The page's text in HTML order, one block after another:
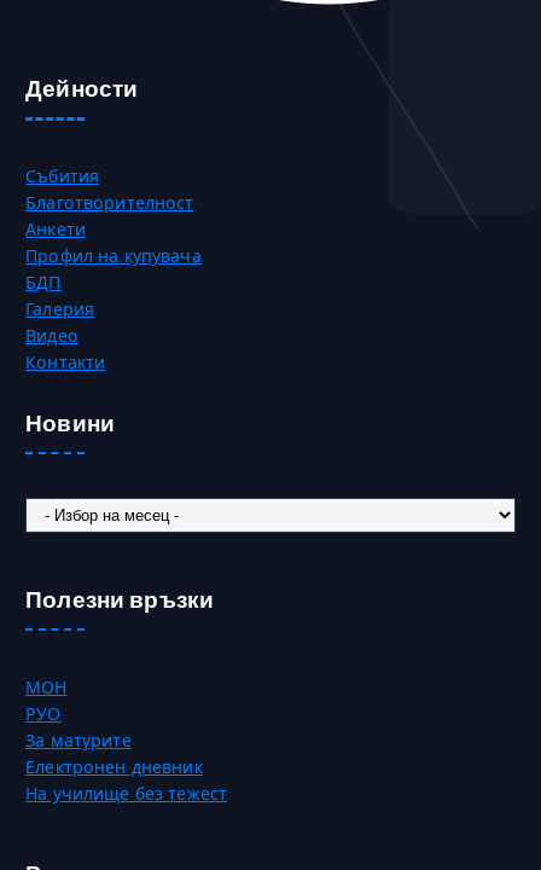
Дейности
Събития
Благотворителност
Анкети
Профил на купувача
БДП
Галерия
Видео
Контакти
Новини
Новини
Полезни връзки
МОН
РУО
За матурите
Електронен дневник
На училище без тежест